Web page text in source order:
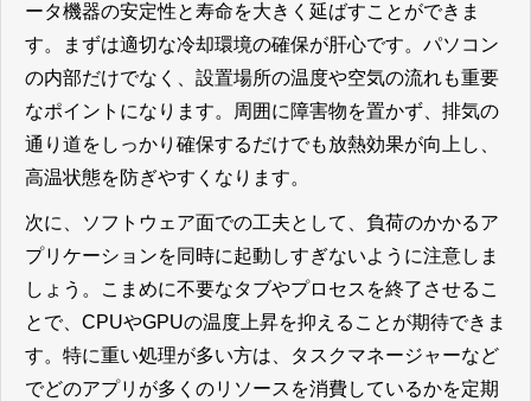
ータ機器の安定性と寿命を大きく延ばすことができま
す。まずは適切な冷却環境の確保が肝心です。パソコン
の内部だけでなく、設置場所の温度や空気の流れも重要
なポイントになります。周囲に障害物を置かず、排気の
通り道をしっかり確保するだけでも放熱効果が向上し、
高温状態を防ぎやすくなります。
次に、ソフトウェア面での工夫として、負荷のかかるア
プリケーションを同時に起動しすぎないように注意しま
しょう。こまめに不要なタブやプロセスを終了させるこ
とで、CPUやGPUの温度上昇を抑えることが期待できま
す。特に重い処理が多い方は、タスクマネージャーなど
でどのアプリが多くのリソースを消費しているかを定期